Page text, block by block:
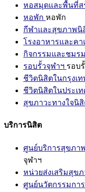
หอสมุดและพื้นที่ส
หอพัก หอพัก
กีฬาและสุขภาพนิ
โรงอาหารและคา
กิจกรรมและชมรม
รอบรั้วจุฬาฯ รอบ
ชีวิตนิสิตในกรุงเท
ชีวิตนิสิตในประเท
สุขภาวะทางใจนิ
บริการนิสิต
ศูนย์บริการสุขภา
จุฬาฯ
หน่วยส่งเสริมสุข
ศูนย์นวัตกรรมการ